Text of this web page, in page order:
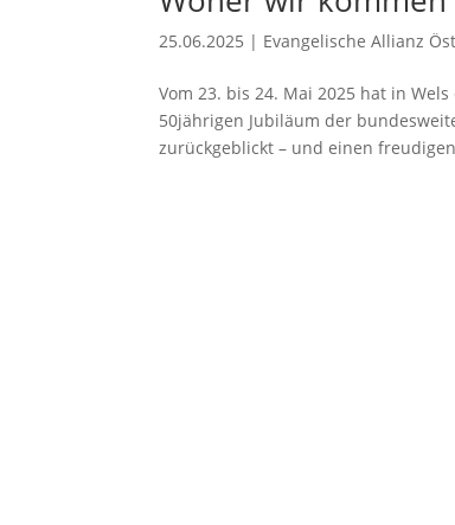
25.06.2025 | Evangelische Allianz
Vom 23. bis 24. Mai 2025 hat in
50jährigen Jubiläum der
zurückgeblickt – und einen